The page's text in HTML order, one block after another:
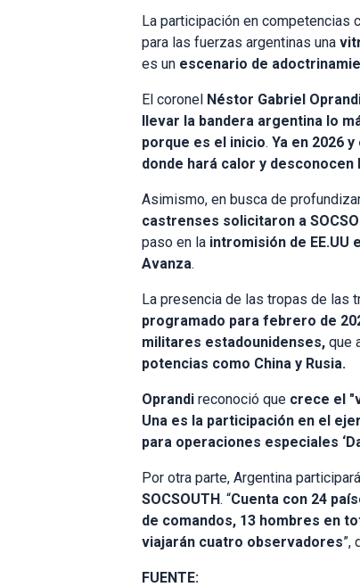
La participación en competencias
para las fuerzas argentinas una
es un escenario de
El coronel Néstor Gabriel
llevar la bandera argentina lo
porque es el inicio. Ya en 2026
donde hará calor y
Asimismo, en busca de
castrenses solicitaron a
paso en laintromisión de EE.UU
Avanza.
La presencia de las tropas de las
programado para febrero de
militares estadounidenses,que
potencias como China y Rusia.
Oprandi reconoció que crece el
Una es la participación en el
para operaciones especiales
Por otra parte, Argentina
SOCSOUTH. “Cuenta con 24
de comandos, 13 hombres en
viajarán cuatro observadores”,
FUENTE: